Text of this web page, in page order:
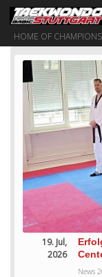
HOME OF
19. Jul,
2026
News